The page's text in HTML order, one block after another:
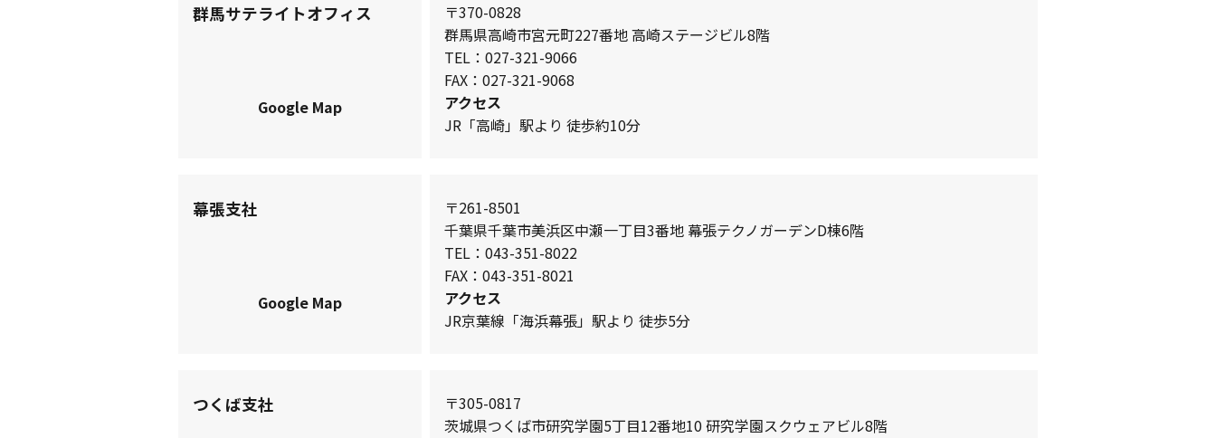
群馬サテライトオフィス
Google Map
〒370-0828
群馬県高崎市宮元町227番地 高崎ステージビル8階
TEL：027-321-9066
FAX：027-321-9068
アクセス
JR「高崎」駅より 徒歩約10分
幕張支社
Google Map
〒261-8501
千葉県千葉市美浜区中瀬一丁目3番地 幕張テクノガーデンD棟6階
TEL：043-351-8022
FAX：043-351-8021
アクセス
JR京葉線「海浜幕張」駅より 徒歩5分
つくば支社
〒305-0817
茨城県つくば市研究学園5丁目12番地10 研究学園スクウェアビル8階